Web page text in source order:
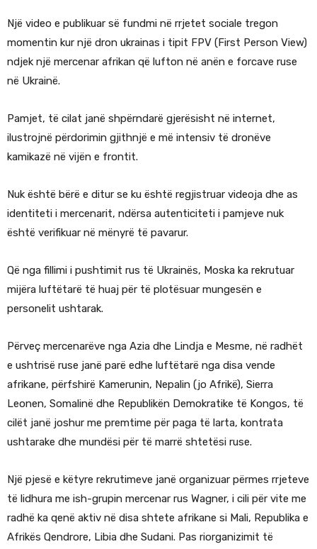
Një video e publikuar së fundmi në rrjetet sociale tregon
momentin kur një dron ukrainas i tipit FPV (First Person View)
ndjek një mercenar afrikan që lufton në anën e forcave ruse
në Ukrainë.
Pamjet, të cilat janë shpërndarë gjerësisht në internet,
ilustrojnë përdorimin gjithnjë e më intensiv të dronëve
kamikazë në vijën e frontit.
Nuk është bërë e ditur se ku është regjistruar videoja dhe as
identiteti i mercenarit, ndërsa autenticiteti i pamjeve nuk
është verifikuar në mënyrë të pavarur.
Që nga fillimi i pushtimit rus të Ukrainës, Moska ka rekrutuar
mijëra luftëtarë të huaj për të plotësuar mungesën e
personelit ushtarak.
Përveç mercenarëve nga Azia dhe Lindja e Mesme, në radhët
e ushtrisë ruse janë parë edhe luftëtarë nga disa vende
afrikane, përfshirë Kamerunin, Nepalin (jo Afrikë), Sierra
Leonen, Somalinë dhe Republikën Demokratike të Kongos, të
cilët janë joshur me premtime për paga të larta, kontrata
ushtarake dhe mundësi për të marrë shtetësi ruse.
Një pjesë e këtyre rekrutimeve janë organizuar përmes rrjeteve
të lidhura me ish-grupin mercenar rus Wagner, i cili për vite me
radhë ka qenë aktiv në disa shtete afrikane si Mali, Republika e
Afrikës Qendrore, Libia dhe Sudani. Pas riorganizimit të